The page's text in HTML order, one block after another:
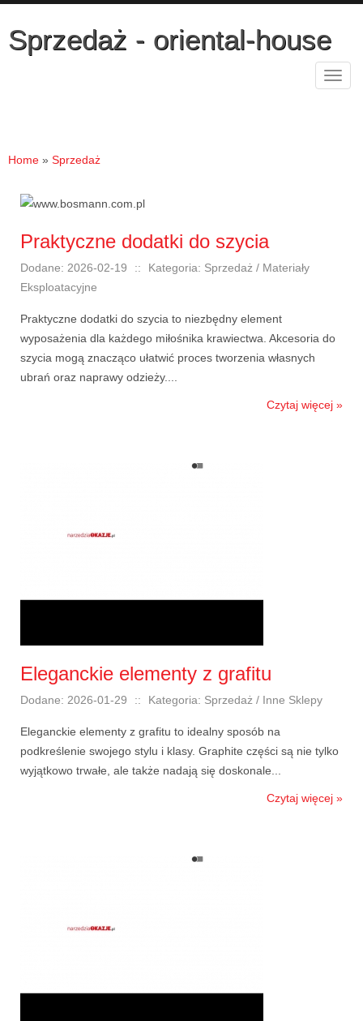
Sprzedaż - oriental-house
Home » Sprzedaż
Praktyczne dodatki do szycia
Dodane: 2026-02-19 ::
Kategoria: Sprzedaż / Materiały
Eksploatacyjne
Praktyczne dodatki do szycia to niezbędny element
wyposażenia dla każdego miłośnika krawiectwa. Akcesoria do
szycia mogą znacząco ułatwić proces tworzenia własnych
ubrań oraz naprawy odzieży....
Czytaj więcej »
Eleganckie elementy z grafitu
Dodane: 2026-01-29 :: Kategoria: Sprzedaż / Inne Sklepy
Eleganckie elementy z grafitu to idealny sposób na
podkreślenie swojego stylu i klasy. Graphite części są nie tylko
wyjątkowo trwałe, ale także nadają się doskonale...
Czytaj więcej »